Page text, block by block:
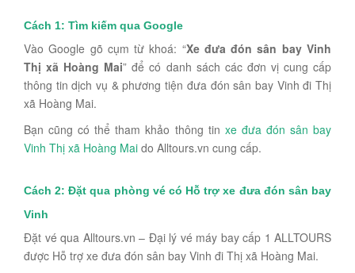
Cách 1: Tìm kiếm qua Google
Vào Google gõ cụm từ khoá: “Xe đưa đón sân bay Vinh
Thị xã Hoàng Mai” để có danh sách các đơn vị cung cấp
thông tin dịch vụ & phương tiện đưa đón sân bay Vinh đi Thị
xã Hoàng Mai.
Bạn cũng có thể tham khảo thông tin xe đưa đón sân bay
Vinh Thị xã Hoàng Mai do Alltours.vn cung cấp.
Cách 2: Đặt qua phòng vé có Hỗ trợ xe đưa đón sân bay
Vinh
Đặt vé qua Alltours.vn – Đại lý vé máy bay cấp 1 ALLTOURS
được Hỗ trợ xe đưa đón sân bay Vinh đi Thị xã Hoàng Mai.